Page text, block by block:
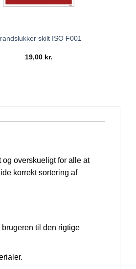
skilt ISO F001
19,00 kr.
overskueligt for alle at
korrekt sortering af
til den rigtige